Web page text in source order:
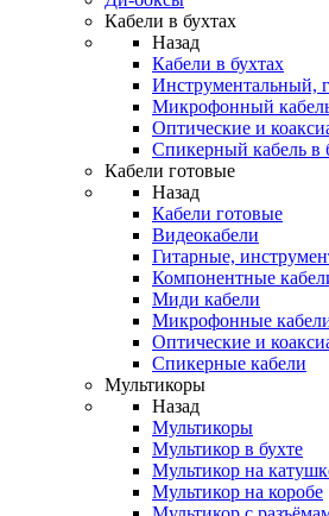
Кабели в бухтах
Назад
Кабели в бухтах
Инструментальный,
Микрофонный
Оптические и
Спикерный кабель в
Кабели готовые
Назад
Кабели готовые
Видеокабели
Гитарные,
Компонентные
Миди кабели
Микрофонные
Оптические и
Спикерные кабели
Мультикоры
Назад
Мультикоры
Мультикор в бухте
Мультикор на
Мультикор на коробе